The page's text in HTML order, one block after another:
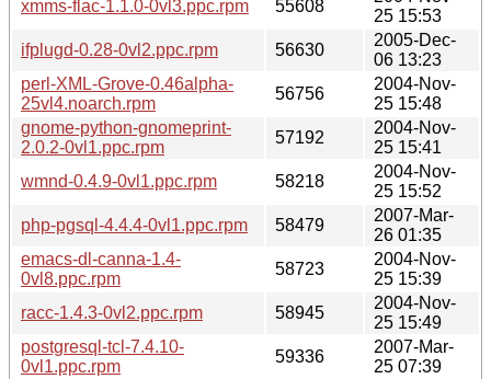
xmms-flac-1.1.0-0vl3.ppc.rpm 55608
25 15:53
ifplugd-0.28-0vl2.ppc.rpm
56630
2005-Dec-
06 13:23
perl-XML-Grove-0.46alpha-
25vl4.noarch.rpm
56756
2004-Nov-
25 15:48
gnome-python-gnomeprint-
2.0.2-0vl1.ppc.rpm
57192
2004-Nov-
25 15:41
wmnd-0.4.9-0vl1.ppc.rpm
58218
2004-Nov-
25 15:52
php-pgsql-4.4.4-0vl1.ppc.rpm
58479
2007-Mar-
26 01:35
emacs-dl-canna-1.4-
0vl8.ppc.rpm
58723
2004-Nov-
25 15:39
racc-1.4.3-0vl2.ppc.rpm
58945
2004-Nov-
25 15:49
postgresql-tcl-7.4.10-
0vl1.ppc.rpm
59336
2007-Mar-
25 07:39